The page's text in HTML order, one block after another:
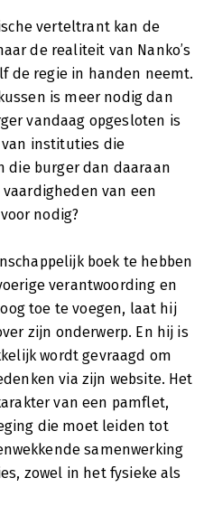
verteltrant kan de
de realiteit van Nanko’s
de regie in handen neemt.
is meer nodig dan
vandaag opgesloten is
instituties die
die burger dan daaraan
van een
nodig?
boek te hebben
verantwoording en
toe te voegen, laat hij
zijn onderwerp. En hij is
wordt gevraagd om
via zijn website. Het
van een pamflet,
die moet leiden tot
samenwerking
zowel in het fysieke als